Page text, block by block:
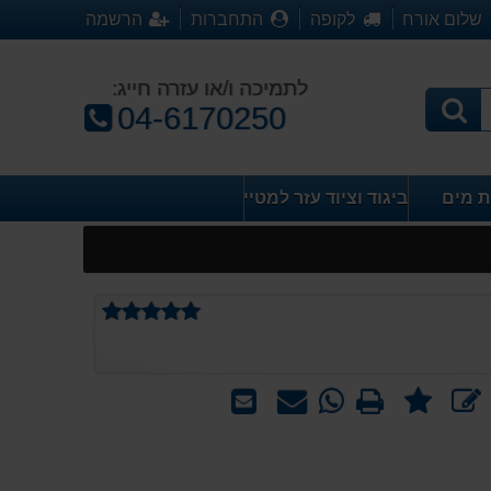
שלום אורח לקופה התחברות הרשמה
לתמיכה ו/או עזרה חייג:
טלפון:
04-6170250
מים ביגוד וציוד עזר למטייל
שלח
שאל WhatsApp
הדפס
מספר